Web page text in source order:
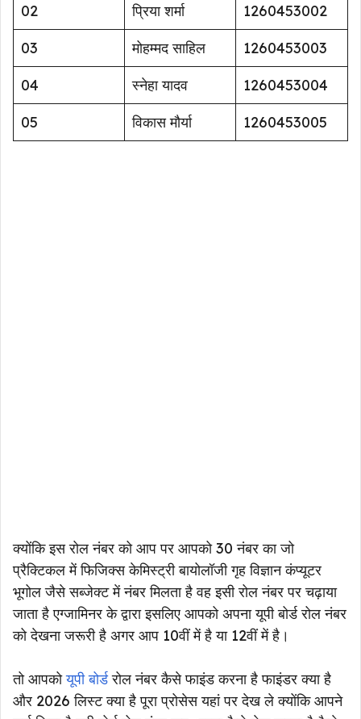
02
प्रिया शर्मा
1260453002
03
मोहम्मद साहिल
1260453003
04
स्नेहा यादव
1260453004
05
विकास मौर्या 1260453005
क्योंकि इस रोल नंबर को आप पर आपको 30 नंबर का जो
प्रैक्टिकल में फिजिक्स केमिस्ट्री बायोलॉजी गृह विज्ञान कंप्यूटर
भूगोल जैसे सब्जेक्ट में नंबर मिलता है वह इसी रोल नंबर पर चढ़ाया
जाता है एग्जामिनर के द्वारा इसलिए आपको अपना यूपी बोर्ड रोल नंबर
को देखना जरूरी है अगर आप 10वीं में है या 12वीं में है।
तो आपकोयूपी बोर्डरोल नंबर कैसे फाइंड करना है फाइंडर क्या है
और 2026 लिस्ट क्या है पूरा प्रोसेस यहां पर देख ले क्योंकि आपने